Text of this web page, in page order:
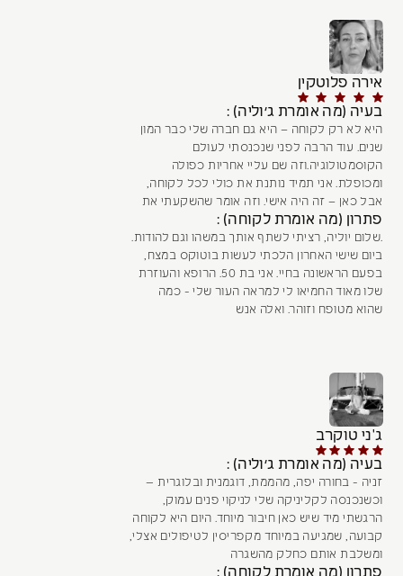
אירה פלוטקין
בעיה (מה אומרת ג׳וליה) :
היא לא רק לקוחה – היא גם חברה שלי כבר המון
שנים. עוד הרבה לפני שנכנסתי לעולם
הקוסמטולוגיה.וזה שם עליי אחריות כפולה
ומכופלת. אני תמיד נותנת את כולי לכל לקוחה,
אבל כאן – זה היה אישי. וזה אומר שהשקעתי את
פתרון (מה אומרת לקוחה) :
.שלום יוליה, רציתי לשתף אותך במשהו וגם להודות.
ביום שישי האחרון הלכתי לעשות בוטוקס במצח,
בפעם הראשונה בחיי. אני בת 50. הרופא והעוזרת
שלו מאוד החמיאו לי למראה העור שלי - כמה
שהוא מטופח וזוהר. ואלה אנש
ג'ני טוקרב
בעיה (מה אומרת ג׳וליה) :
זניה - בחורה יפה, מהממת, דוגמנית ובלוגרית —
וכשנכנסה לקליניקה שלי לניקוי פנים עמוק,
הרגשתי מיד שיש כאן חיבור מיוחד. היום היא לקוחה
קבועה, שמגיעה במיוחד מקפריסין לטיפולים אצלי,
ומשלבת אותם כחלק מהשגרה
פתרון (מה אומרת לקוחה) :